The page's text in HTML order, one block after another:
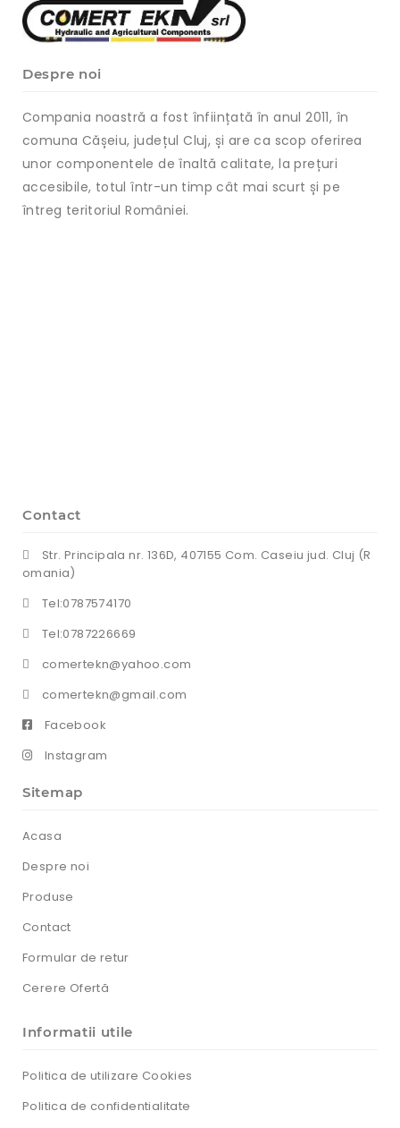
Despre noi
Compania noastră a fost înființată în anul 2011, în
comuna Cășeiu, județul Cluj, și are ca scop oferirea
unor componentele de înaltă calitate, la prețuri
accesibile, totul într-un timp cât mai scurt și pe
întreg teritoriul României.
Contact
Str. Principala nr. 136D, 407155 Com. Caseiu jud. Cluj (R
omania)
Tel:0787574170
Tel:0787226669
comertekn@yahoo.com
comertekn@gmail.com
Facebook
Instagram
Sitemap
Acasa
Despre noi
Produse
Contact
Formular de retur
Cerere Ofertă
Informatii utile
Politica de utilizare Cookies
Politica de confidentialitate